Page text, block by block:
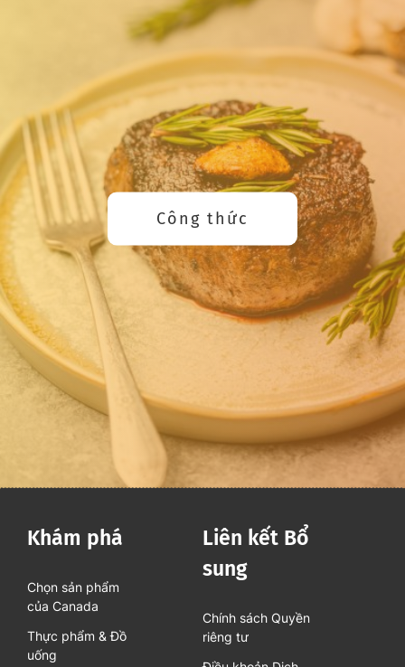
Công thức
Khám phá
Chọn sản phẩm
của Canada
Thực phẩm & Đồ
uống
Liên kết Bổ
sung
Chính sách Quyền
riêng tư